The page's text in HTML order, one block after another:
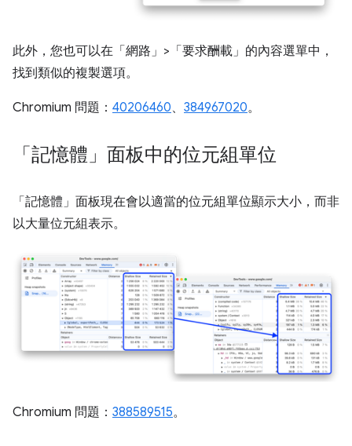
此外，您也可以在「網路」>「要求酬載」的內容選單中，
找到類似的複製選項。
Chromium 問題： 40206460、 384967020。
「記憶體」面板中的位元組單位
「記憶體」 面板現在會以適當的位元組單位顯示大小，而非
以大量位元組表示。
Chromium 問題： 388589515。